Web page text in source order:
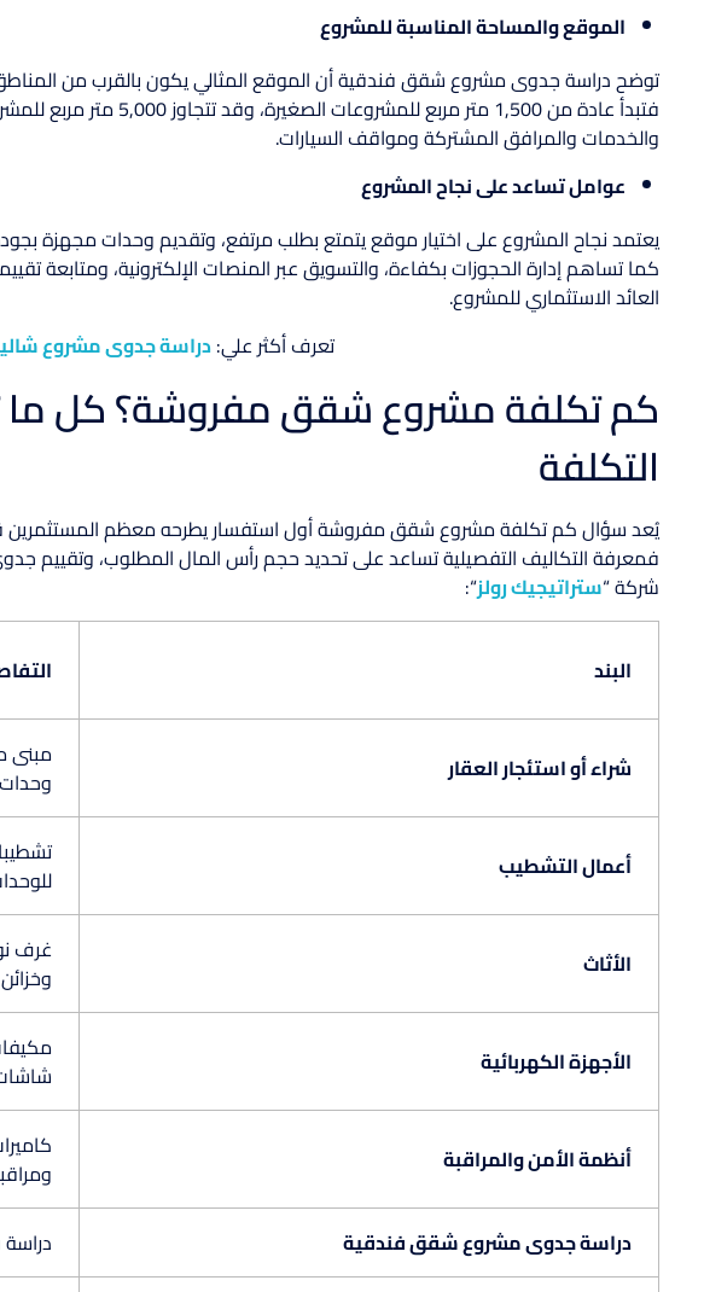
الموقع والمساحة المناسبة للمشروع
توضح دراسة جدوى مشروع شقق فندقية أن الموقع المثالي يكون بالقرب من المناطق
فتبدأ عادة من 1,500 متر
والخدمات والمرافق المشتركة ومواقف السيارات.
عوامل تساعد على نجاح المشروع
يعتمد نجاح المشروع على اختيار موقع يتمتع بطلب مرتفع، وتقديم وحدات مجهزة
كما تساهم إدارة الحجوزات بكفاءة، والتسويق عبر المنصات الإلكترونية، ومتابعة
العائد الاستثماري للمشروع.
تعرف أكثر علي:دراسة جدوى مشروع
كم تكلفة مشروع شقق مفروشة؟ كل ما
التكلفة
يُعد سؤال كم تكلفة مشروع شقق مفروشة أول استفسار يطرحه معظم المستثمرين
فمعرفة التكاليف التفصيلية تساعد على تحديد حجم رأس المال المطلوب، وتقييم
شركة “ستراتيجيك رولز“:
البند
شراء أو استئجار العقار
مبنى
أعمال التشطيب
الأثاث
غرف
وخزائن
الأجهزة الكهربائية
أنظمة الأمن والمراقبة
دراسة جدوى مشروع شقق فندقية